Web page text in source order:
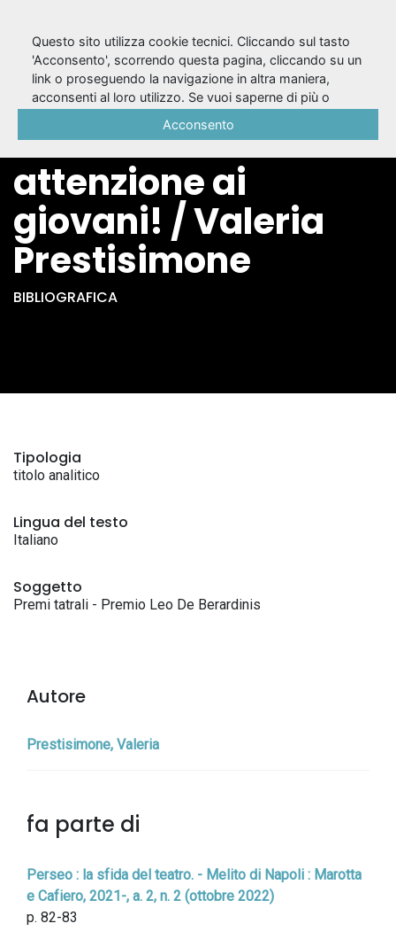
Il premio Leo De
Berardinis 2022 :
attenzione ai
giovani! / Valeria
Prestisimone
BIBLIOGRAFICA
Tipologia
titolo analitico
Lingua del testo
Italiano
Soggetto
Premi tatrali - Premio Leo De Berardinis
Autore
Prestisimone, Valeria
fa parte di
Perseo : la sfida del teatro. - Melito di Napoli : Marotta
e Cafiero, 2021-, a. 2, n. 2 (ottobre 2022)
p. 82-83
Questo sito utilizza cookie tecnici. Cliccando sul tasto
'Acconsento', scorrendo questa pagina, cliccando su un
link o proseguendo la navigazione in altra maniera,
acconsenti al loro utilizzo. Se vuoi saperne di più o
Acconsento